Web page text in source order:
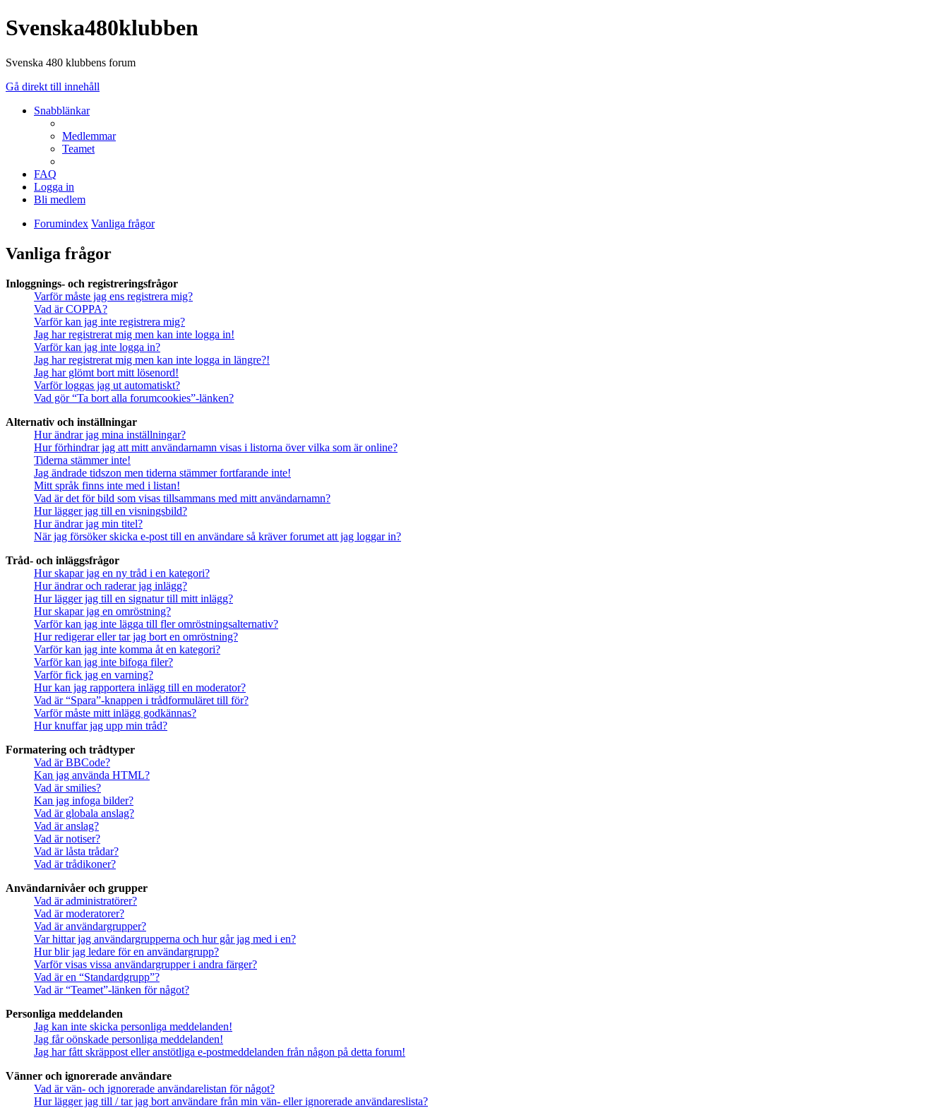
Svenska480klubben
Svenska 480 klubbens forum
Gå direkt till innehåll
Snabblänkar
Medlemmar
Teamet
FAQ
Logga in
Bli medlem
Forumindex Vanliga frågor
Vanliga frågor
Inloggnings- och registreringsfrågor
Varför måste jag ens registrera mig?
Vad är COPPA?
Varför kan jag inte registrera mig?
Jag har registrerat mig men kan inte logga in!
Varför kan jag inte logga in?
Jag har registrerat mig men kan inte logga in längre?!
Jag har glömt bort mitt lösenord!
Varför loggas jag ut automatiskt?
Vad gör “Ta bort alla forumcookies”-länken?
Alternativ och inställningar
Hur ändrar jag mina inställningar?
Hur förhindrar jag att mitt användarnamn visas i listorna över vilka som är online?
Tiderna stämmer inte!
Jag ändrade tidszon men tiderna stämmer fortfarande inte!
Mitt språk finns inte med i listan!
Vad är det för bild som visas tillsammans med mitt användarnamn?
Hur lägger jag till en visningsbild?
Hur ändrar jag min titel?
När jag försöker skicka e-post till en användare så kräver forumet att jag loggar in?
Tråd- och inläggsfrågor
Hur skapar jag en ny tråd i en kategori?
Hur ändrar och raderar jag inlägg?
Hur lägger jag till en signatur till mitt inlägg?
Hur skapar jag en omröstning?
Varför kan jag inte lägga till fler omröstningsalternativ?
Hur redigerar eller tar jag bort en omröstning?
Varför kan jag inte komma åt en kategori?
Varför kan jag inte bifoga filer?
Varför fick jag en varning?
Hur kan jag rapportera inlägg till en moderator?
Vad är “Spara”-knappen i trådformuläret till för?
Varför måste mitt inlägg godkännas?
Hur knuffar jag upp min tråd?
Formatering och trådtyper
Vad är BBCode?
Kan jag använda HTML?
Vad är smilies?
Kan jag infoga bilder?
Vad är globala anslag?
Vad är anslag?
Vad är notiser?
Vad är låsta trådar?
Vad är trådikoner?
Användarnivåer och grupper
Vad är administratörer?
Vad är moderatorer?
Vad är användargrupper?
Var hittar jag användargrupperna och hur går jag med i en?
Hur blir jag ledare för en användargrupp?
Varför visas vissa användargrupper i andra färger?
Vad är en “Standardgrupp”?
Vad är “Teamet”-länken för något?
Personliga meddelanden
Jag kan inte skicka personliga meddelanden!
Jag får oönskade personliga meddelanden!
Jag har fått skräppost eller anstötliga e-postmeddelanden från någon på detta forum!
Vänner och ignorerade användare
Vad är vän- och ignorerade användarelistan för något?
Hur lägger jag till / tar jag bort användare från min vän- eller ignorerade användareslista?